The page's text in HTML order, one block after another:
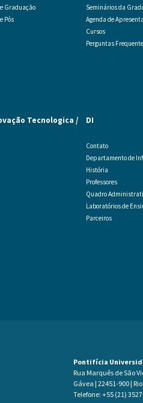
Graduação
Pós
Seminários da
Agenda de
Cursos
Perguntas
Tecnologica /
DI
Contato
Departamento de
História
Professores
Quadro
Laboratórios de
Parceiros
Pontifícia
Rua Marquês de São
Gávea | 22451-900 |
Telefone: +55 (21)